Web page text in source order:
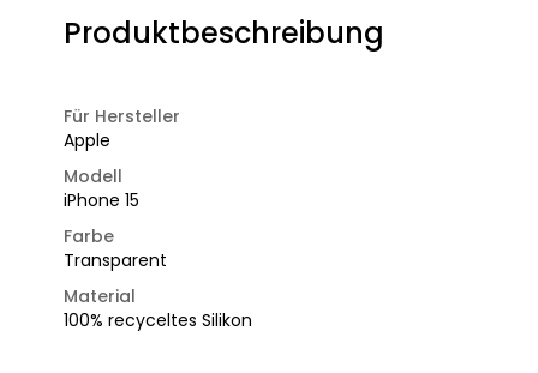
Produktbeschreibung
Für Hersteller
Apple
Modell
iPhone 15
Farbe
Transparent
Material
100% recyceltes Silikon